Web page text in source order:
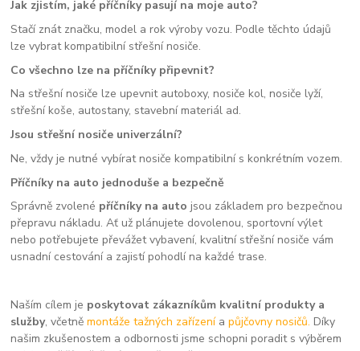
Jak zjistím, jaké příčníky pasují na moje auto?
Stačí znát značku, model a rok výroby vozu. Podle těchto údajů
lze vybrat kompatibilní střešní nosiče.
Co všechno lze na příčníky připevnit?
Na střešní nosiče lze upevnit autoboxy, nosiče kol, nosiče lyží,
střešní koše, autostany, stavební materiál ad.
Jsou střešní nosiče univerzální?
Ne, vždy je nutné vybírat nosiče kompatibilní s konkrétním vozem.
Příčníky na auto jednoduše a bezpečně
Správně zvolené příčníky na auto jsou základem pro bezpečnou
přepravu nákladu. Ať už plánujete dovolenou, sportovní výlet
nebo potřebujete převážet vybavení, kvalitní střešní nosiče vám
usnadní cestování a zajistí pohodlí na každé trase.
Naším cílem je poskytovat zákazníkům kvalitní produkty a
služby, včetněmontáže tažných zařízení apůjčovny nosičů. Díky
našim zkušenostem a odbornosti jsme schopni poradit s výběrem